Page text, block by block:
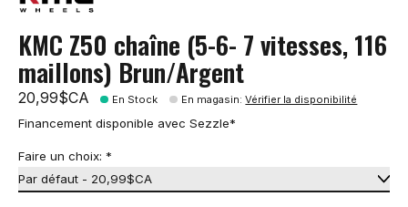
KMC Z50 chaîne (5-6- 7 vitesses, 116
maillons) Brun/Argent
20,99$CA En Stock En magasin:Vérifier la disponibilité
Financement disponible avec Sezzle*
Faire un choix: *